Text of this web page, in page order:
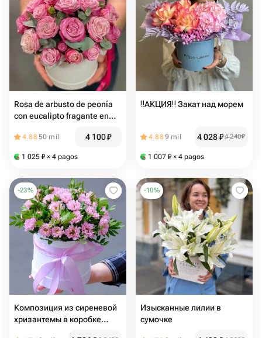
Rosa de arbusto de peonía
con eucalipto fragante en
4.8850 mil 4 100₽
1 025 ₽ × 4 pagos
‼️АКЦИЯ‼️ Закат над морем
4.889 mil 4 028₽4 240₽
1 007 ₽ × 4 pagos
-23%
Композиция из сиреневой
хризантемы в коробке
-10%
Изысканные лилии в
сумочке